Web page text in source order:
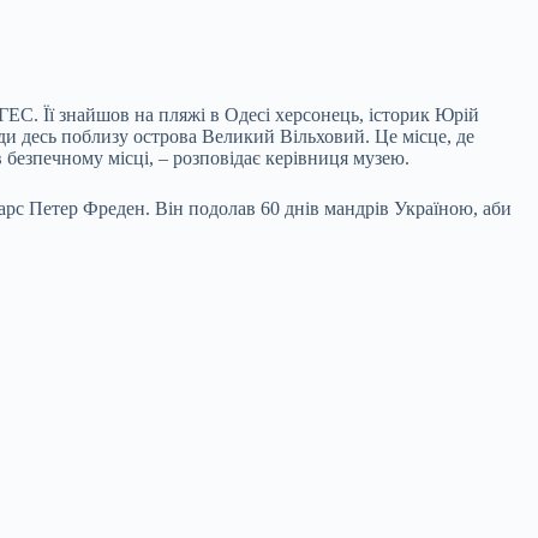
Її знайшов на пляжі в Одесі херсонець, історик Юрій
поблизу острова Великий Вільховий. Це місце, де
місці, – розповідає керівниця музею.
Петер Фреден. Він подолав 60 днів мандрів Україною, аби